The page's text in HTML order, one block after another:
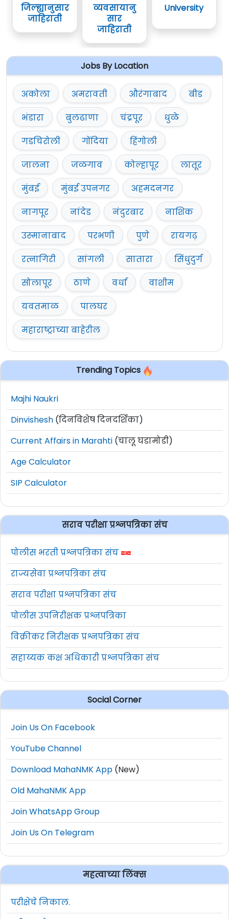
वेबसाईट करायचा आहे.
अर्ज फक्त वरील
Portalद्वारेच स्वीकारले जातील.
ऑनलाईन अर्ज करण्याचा अंतिम दिनांक
जानेवारी २०२३आहे.
सविस्तर माहितीसाठी कृपया जाहिरात वाचावी.
अधिक माहितीwww.nda.nic.inया वेबसाईट वर
दिलेली आहे.
जिल्ह्यानुसार
जाहिराती
व्यवसायानु
सार
जाहिराती
University
Jobs By Location
अकोला अमरावती औरंगाबाद
बीड
भंडारा
बुलढाणा चंद्रपूर
धुळे
गडचिरोली
गोंदिया
हिंगोली
जालना
जळगाव कोल्हापूर
लातूर
मुंबई
मुंबई उपनगर
अहमदनगर
नागपूर
नांदेड नंदुरबार
नाशिक
उस्मानाबाद
परभणी पुणे
रायगढ़
रत्नागिरी
सांगली सातारा
सिंधुदुर्ग
सोलापूर
ठाणे वर्धा
वाशीम
यवतमाळ
पालघर
महाराष्ट्राच्या बाहेरील
Trending Topics
Majhi Naukri
Dinvishesh (दिनविशेष दिनदर्शिका)
Current Affairs in Marahti (चालू घडामोडी)
Age Calculator
SIP Calculator
सराव परीक्षा प्रश्नपत्रिका संच
पोलीस भरती प्रश्नपत्रिका संच
राज्यसेवा प्रश्नपत्रिका संच
सराव परीक्षा प्रश्नपत्रिका संच
पोलीस उपनिरीक्षक प्रश्नपत्रिका
विक्रीकर निरीक्षक प्रश्नपत्रिका संच
सहाय्यक कक्ष अधिकारी प्रश्नपत्रिका संच
Social Corner
Join Us On Facebook
YouTube Channel
Download MahaNMK App (New)
Old MahaNMK App
Join WhatsApp Group
Join Us On Telegram
महत्वाच्या लिंक्स
परीक्षेचे निकाल.